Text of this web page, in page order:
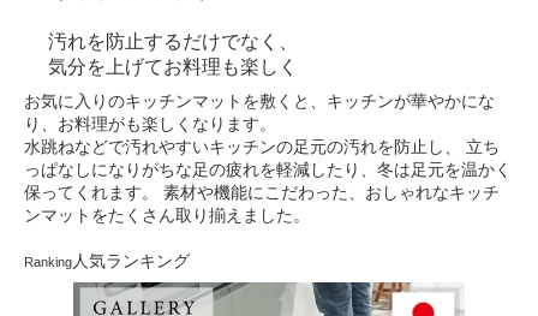
汚れを防止するだけでなく、
気分を上げてお料理も楽しく
お気に入りのキッチンマットを敷くと、キッチンが華やかにな
り、お料理がも楽しくなります。
水跳ねなどで汚れやすいキッチンの足元の汚れを防止し、
立ち
っぱなしになりがちな足の疲れを軽減したり、冬は足元を温かく
保ってくれます。
素材や機能にこだわった、おしゃれなキッチ
ンマットをたくさん取り揃えました。
Ranking 人気ランキング